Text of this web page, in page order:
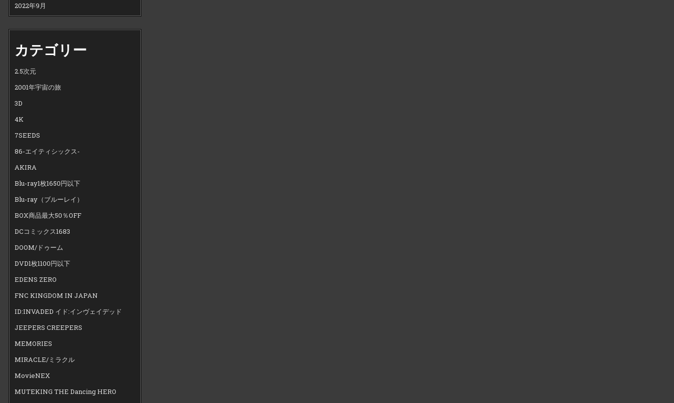
2022年9月
カテゴリー
2.5次元
2001年宇宙の旅
3D
4K
7SEEDS
86-エイティシックス-
AKIRA
Blu-ray1枚1650円以下
Blu-ray（ブルーレイ）
BOX商品最大50％OFF
DCコミックス1683
DOOM/ドゥーム
DVD1枚1100円以下
EDENS ZERO
FNC KINGDOM IN JAPAN
ID:INVADED イド:インヴェイデッド
JEEPERS CREEPERS
MEMORIES
MIRACLE/ミラクル
MovieNEX
MUTEKING THE Dancing HERO